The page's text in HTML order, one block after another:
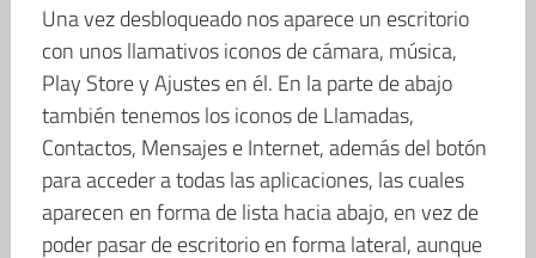
Una vez desbloqueado nos aparece un escritorio
con unos llamativos iconos de cámara, música,
Play Store y Ajustes en él. En la parte de abajo
también tenemos los iconos de Llamadas,
Contactos, Mensajes e Internet, además del botón
para acceder a todas las aplicaciones, las cuales
aparecen en forma de lista hacia abajo, en vez de
poder pasar de escritorio en forma lateral, aunque